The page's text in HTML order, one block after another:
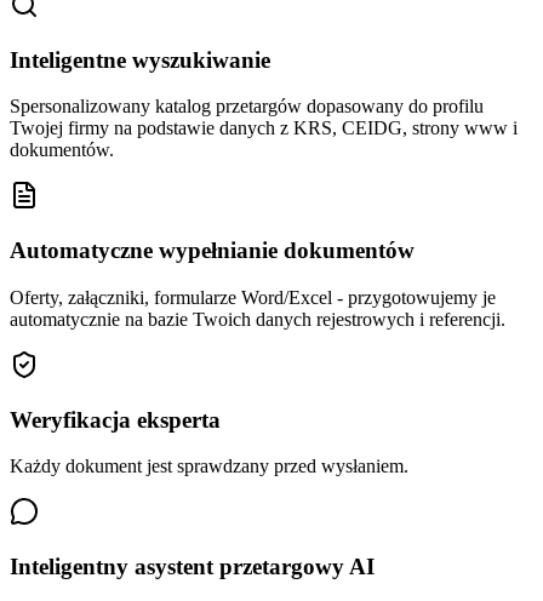
Inteligentne wyszukiwanie
Spersonalizowany katalog przetargów dopasowany do profilu
Twojej firmy na podstawie danych z KRS, CEIDG, strony www i
dokumentów.
Automatyczne wypełnianie dokumentów
Oferty, załączniki, formularze Word/Excel - przygotowujemy je
automatycznie na bazie Twoich danych rejestrowych i referencji.
Weryfikacja eksperta
Każdy dokument jest sprawdzany przed wysłaniem.
Inteligentny asystent przetargowy AI